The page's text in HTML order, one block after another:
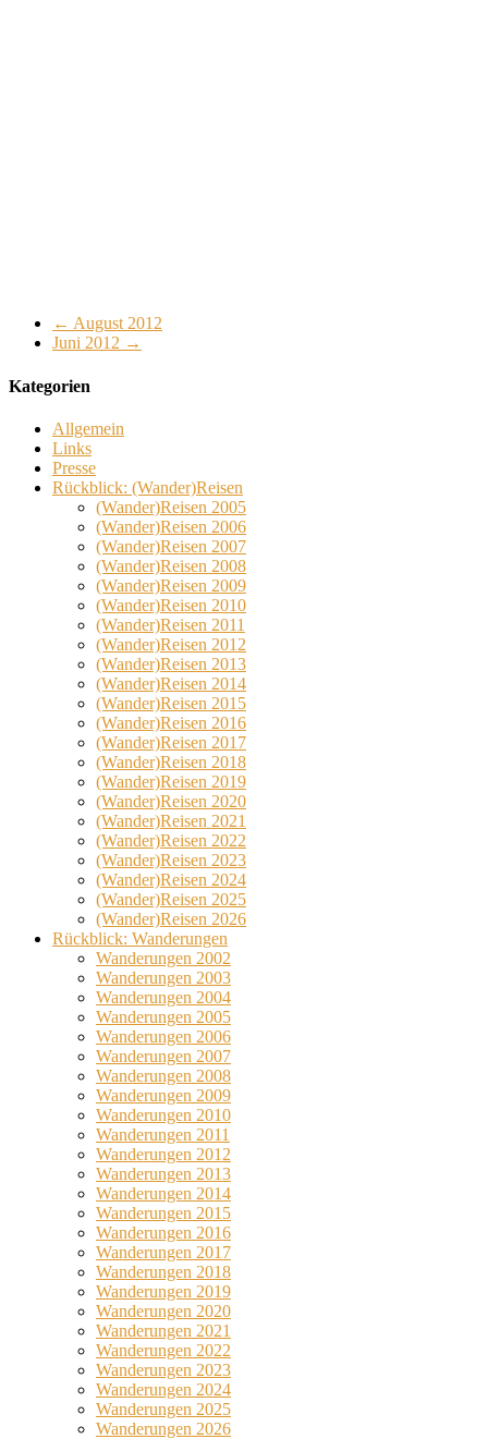
← August 2012
Juni 2012 →
Kategorien
Allgemein
Links
Presse
Rückblick: (Wander)Reisen
(Wander)Reisen 2005
(Wander)Reisen 2006
(Wander)Reisen 2007
(Wander)Reisen 2008
(Wander)Reisen 2009
(Wander)Reisen 2010
(Wander)Reisen 2011
(Wander)Reisen 2012
(Wander)Reisen 2013
(Wander)Reisen 2014
(Wander)Reisen 2015
(Wander)Reisen 2016
(Wander)Reisen 2017
(Wander)Reisen 2018
(Wander)Reisen 2019
(Wander)Reisen 2020
(Wander)Reisen 2021
(Wander)Reisen 2022
(Wander)Reisen 2023
(Wander)Reisen 2024
(Wander)Reisen 2025
(Wander)Reisen 2026
Rückblick: Wanderungen
Wanderungen 2002
Wanderungen 2003
Wanderungen 2004
Wanderungen 2005
Wanderungen 2006
Wanderungen 2007
Wanderungen 2008
Wanderungen 2009
Wanderungen 2010
Wanderungen 2011
Wanderungen 2012
Wanderungen 2013
Wanderungen 2014
Wanderungen 2015
Wanderungen 2016
Wanderungen 2017
Wanderungen 2018
Wanderungen 2019
Wanderungen 2020
Wanderungen 2021
Wanderungen 2022
Wanderungen 2023
Wanderungen 2024
Wanderungen 2025
Wanderungen 2026